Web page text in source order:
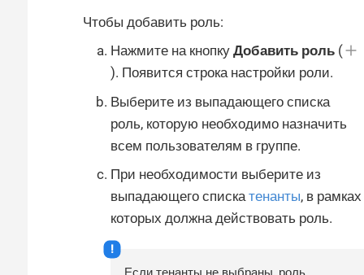
Чтобы добавить роль:
Нажмите на кнопку Добавить роль (
). Появится строка настройки роли.
Выберите из выпадающего списка
роль, которую необходимо назначить
всем пользователям в группе.
При необходимости выберите из
выпадающего спискатенанты, в рамках
которых должна действовать роль.